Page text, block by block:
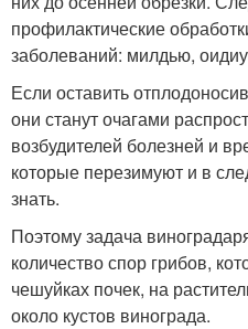
профилактические
заболеваний: милдью,
Если оставить
они станут очагами
возбудителей болезней и
которые перезимуют и в
знать.
Поэтому задача
количество спор грибов,
чешуйках почек, на
около кустов винограда.